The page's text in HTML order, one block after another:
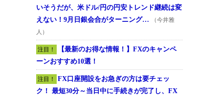
いそうだが、米ドル/円の円安トレンド継続は変
えない！9月日銀会合がターニング…
（今井雅
人）
注目！
【最新のお得な情報！】FXのキャンペ
ーンおすすめ10選！
注目！
FX口座開設をお急ぎの方は要チェッ
ク！ 最短30分～当日中に手続きが完了し、FX